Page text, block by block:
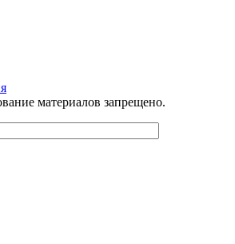
материалов запрещено.